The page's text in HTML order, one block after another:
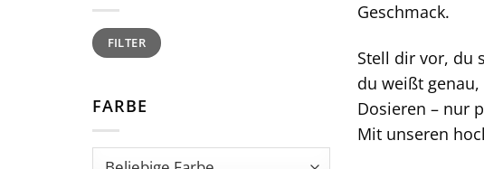
Min.
Preis
Max.
PreisFILTER
FARBE
Geschmack.
Stell dir vor, du
du weißt genau,
Dosieren – nur
Mit unseren